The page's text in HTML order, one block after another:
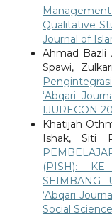
Qualitative
Journal of
Ahmad Bazli
Spawi,
‘Abqari
IJURECON
Khatijah
Ishak, Siti
(PISH): KE
SEIMBANG
‘Abqari
Social